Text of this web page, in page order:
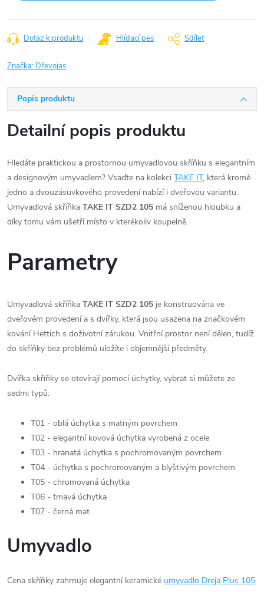
Dotaz k produktu Hlídací pes Sdílet
Značka: Dřevojas
Popis produktu
Detailní popis produktu
Hledáte praktickou a prostornou umyvadlovou skříňku s elegantním
a designovým umyvadlem? Vsaďte na kolekci TAKE IT, která kromě
jedno a dvouzásuvkového provedení nabízí i dveřovou variantu.
Umyvadlová skříňka TAKE IT SZD2 105 má sníženou hloubku a
díky tomu vám ušetří místo v kterékoliv koupelně.
Parametry
Umyvadlová skříňka TAKE IT SZD2 105 je konstruována ve
dveřovém provedení a s dvířky, která jsou usazena na značkovém
kování Hettich s doživotní zárukou. Vnitřní prostor není dělen, tudíž
do skříňky bez problémů uložíte i objemnější předměty.
Dvířka skříňky se otevírají pomocí úchytky, vybrat si můžete ze
sedmi typů:
T01 - oblá úchytka s matným povrchem
T02 - elegantní kovová úchytka vyrobená z ocele
T03 - hranatá úchytka s pochromovaným povrchem
T04 - úchytka s pochromovaným a blyštivým povrchem
T05 - chromovaná úchytka
T06 - tmavá úchytka
T07 - černá mat
Umyvadlo
Cena skříňky zahrnuje elegantní keramické umyvadlo Dreja Plus 105